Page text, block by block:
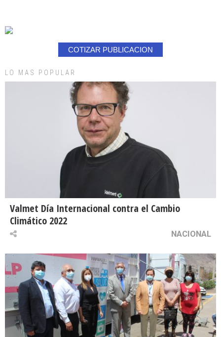
COTIZAR PUBLICACION
LO MAS POPULAR
Valmet Día Internacional contra el Cambio
Climático 2022
NACIONAL